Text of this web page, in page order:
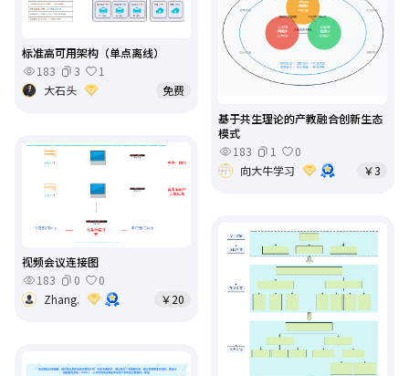
标准高可用架构（单点离线）
183
3
1
大石头
免费
基于共生理论的产教融合创新生态
模式
183
1
0
向大牛学习
￥3
视频会议连接图
183
0
0
Zhang.
￥20